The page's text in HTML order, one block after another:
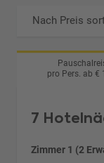
Nach Preis
pro Pers. ab €
7
Zimmer 1 (2